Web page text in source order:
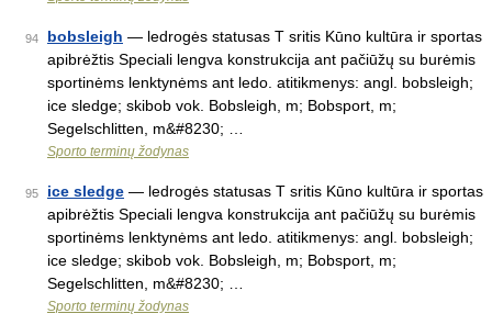
94 bobsleigh — ledrogės statusas T sritis Kūno kultūra ir sportas
apibrėžtis Speciali lengva konstrukcija ant pačiūžų su burėmis
sportinėms lenktynėms ant ledo. atitikmenys: angl. bobsleigh;
ice sledge; skibob vok. Bobsleigh, m; Bobsport, m;
Segelschlitten, m&#8230; …
Sporto terminų žodynas
95 ice sledge — ledrogės statusas T sritis Kūno kultūra ir sportas
apibrėžtis Speciali lengva konstrukcija ant pačiūžų su burėmis
sportinėms lenktynėms ant ledo. atitikmenys: angl. bobsleigh;
ice sledge; skibob vok. Bobsleigh, m; Bobsport, m;
Segelschlitten, m&#8230; …
Sporto terminų žodynas